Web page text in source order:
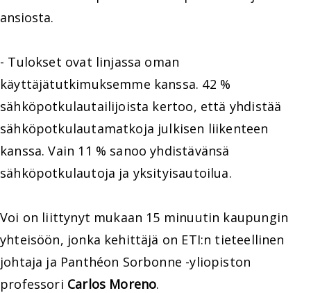
ansiosta.
- Tulokset ovat linjassa oman
käyttäjätutkimuksemme kanssa. 42 %
sähköpotkulautailijoista kertoo, että yhdistää
sähköpotkulautamatkoja julkisen liikenteen
kanssa. Vain 11 % sanoo yhdistävänsä
sähköpotkulautoja ja yksityisautoilua.
Voi on liittynyt mukaan 15 minuutin kaupungin
yhteisöön, jonka kehittäjä on ETI:n tieteellinen
johtaja ja Panthéon Sorbonne -yliopiston
professori Carlos Moreno.